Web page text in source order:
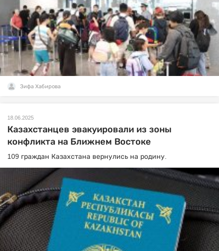
Зифа Хабирова
18.06.2025
Казахстанцев эвакуировали из зоны
конфликта на Ближнем Востоке
109 граждан Казахстана вернулись на родину.